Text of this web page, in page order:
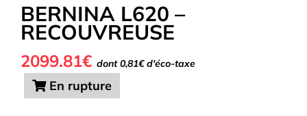
BERNINA L620 –
RECOUVREUSE
2099.81€ dont 0,81€ d'éco-taxe
En rupture